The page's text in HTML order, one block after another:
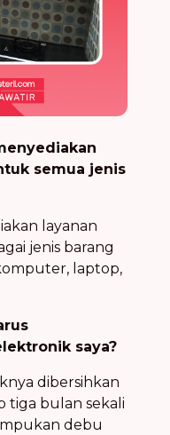
semua jenis
layanan
jenis barang
laptop,
saya?
dibersihkan
tiga bulan sekali
debu